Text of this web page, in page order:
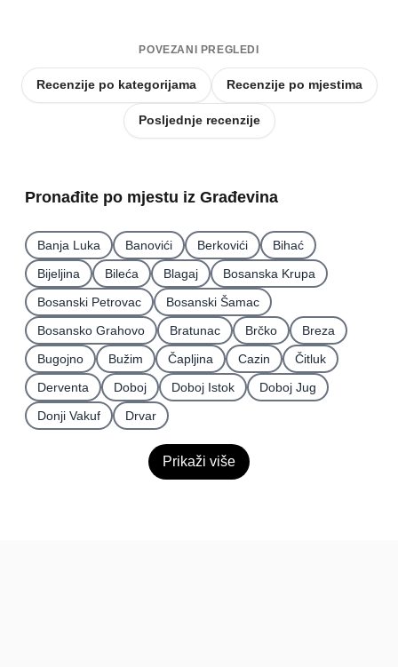
POVEZANI PREGLEDI
Recenzije po kategorijama Recenzije po mjestima
Posljednje recenzije
Pronađite po mjestu iz Građevina
Banja Luka Banovići Berkovići
Bihać
Bijeljina
Bileća Blagaj
Bosanska Krupa
Bosanski Petrovac
Bosanski Šamac
Bosansko Grahovo
Bratunac Brčko
Breza
Bugojno
Bužim Čapljina Cazin
Čitluk
Derventa
Doboj Doboj Istok
Doboj Jug
Donji Vakuf
Drvar
Prikaži više